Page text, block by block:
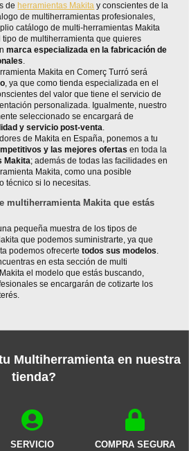
de herramientas Makita y conscientes de la
de multiherramientas profesionales,
catálogo de multi-herramientas Makita
de multiherramienta que quieres
marca especializada en la fabricación de
.
Makita en Comerç Turró será
, ya que como tienda especializada en el
del valor que tiene el servicio de
personalizada. Igualmente, nuestro
seleccionado se encargará de
y servicio post-venta.
de Makita en España, ponemos a tu
y las mejores ofertas en toda la
Makita; además de todas las facilidades en
Makita, como una posible
técnico si lo necesitas.
multiherramienta Makita que estás
pequeña muestra de los tipos de
que podemos suministrarte, ya que
podemos ofrecertetodos sus modelos.
en esta sección de multi
el modelo que estás buscando,
se encargarán de cotizarte los
Multiherramienta en nuestra
tienda?
SERVICIO
COMPRA SEGURA